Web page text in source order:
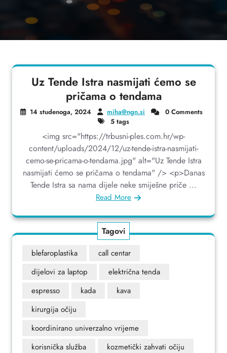
Uz Tende Istra nasmijati ćemo se
pričama o tendama
14 studenoga, 2024 miha@ngn.si
0 Comments
5 tags
<img src="https://trbusni-ples.com.hr/wp-
content/uploads/2024/12/uz-tende-istra-nasmijati-
cemo-se-pricama-o-tendama.jpg" alt="Uz Tende Istra
nasmijati ćemo se pričama o tendama" /> <p>Danas
Tende Istra sa nama dijele neke smiješne priče ...
Read More
Tagovi
blefaroplastika
call centar
dijelovi za laptop
električna tenda
espresso
kada
kava
kirurgija očiju
koordinirano univerzalno vrijeme
korisnička služba
kozmetički zahvati očiju